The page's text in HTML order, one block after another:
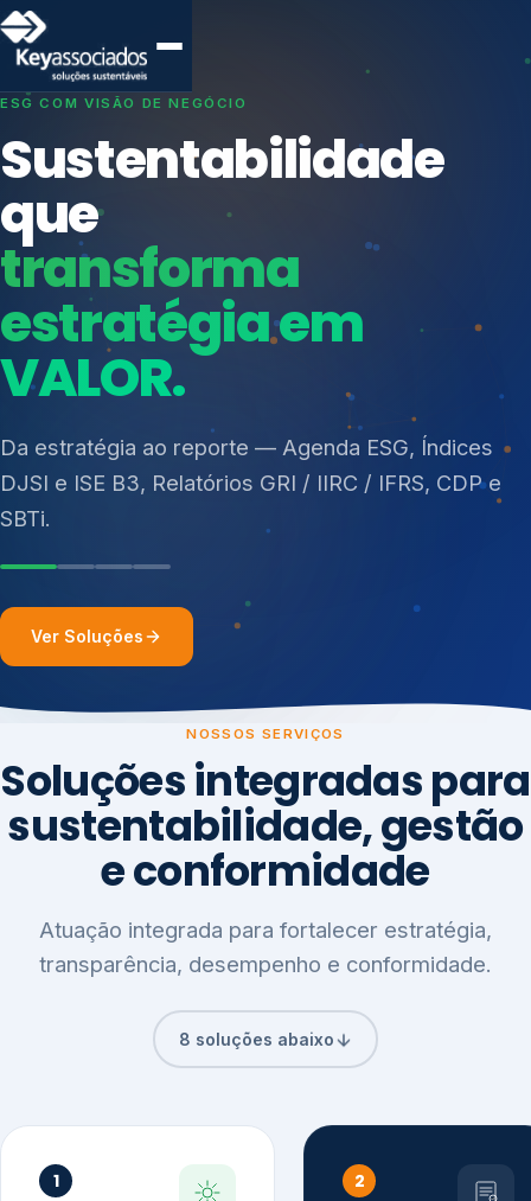
SISTEMAS DE GESTÃO OTIMIZADOS E INTEGRADOS
Conformidade que
protege seu
negócio.
Consultoria, auditoria e treinamentos em ISO 27001,
ISO 27701, ISO 42001, ISO 37001, ISO 9001, ISO
14001, ISO 45001, ONA e PNQ — Gestão de
resíduos sólidos (PGRS/PMGRS).
Índices de Mercado
Mudanças Climáticas
Reputação e Cadeia
Reporte Regulatório
Ver Soluções
NOSSOS SERVIÇOS
Soluções integradas para
sustentabilidade, gestão
e conformidade
Atuação integrada para fortalecer estratégia,
transparência, desempenho e conformidade.
8 soluções abaixo
1 2